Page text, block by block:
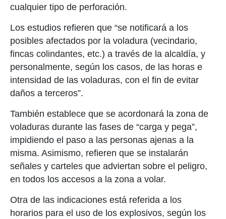
cualquier tipo de perforación.
Los estudios refieren que “se notificará a los
posibles afectados por la voladura (vecindario,
fincas colindantes, etc.) a través de la alcaldía, y
personalmente, según los casos, de las horas e
intensidad de las voladuras, con el fin de evitar
daños a terceros”.
También establece que se acordonará la zona de
voladuras durante las fases de “carga y pega”,
impidiendo el paso a las personas ajenas a la
misma. Asimismo, refieren que se instalarán
señales y carteles que adviertan sobre el peligro,
en todos los accesos a la zona a volar.
Otra de las indicaciones está referida a los
horarios para el uso de los explosivos, según los